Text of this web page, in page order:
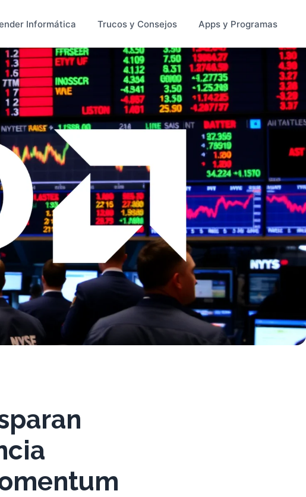
Informática Trucos y Consejos Apps y Programas